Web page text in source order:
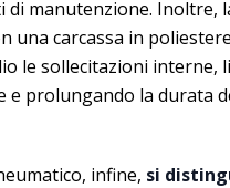
di manutenzione. Inoltre,
una carcassa in poliestere
le sollecitazioni interne,
e prolungando la durata
infine, si